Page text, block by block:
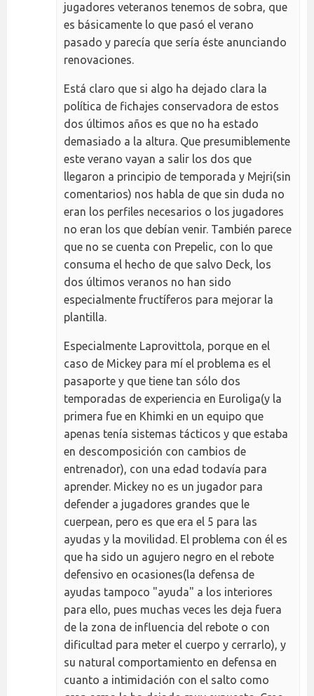
jugadores veteranos tenemos de sobra, que
es básicamente lo que pasó el verano
pasado y parecía que sería éste anunciando
renovaciones.
Está claro que si algo ha dejado clara la
política de fichajes conservadora de estos
dos últimos años es que no ha estado
demasiado a la altura. Que presumiblemente
este verano vayan a salir los dos que
llegaron a principio de temporada y Mejri(sin
comentarios) nos habla de que sin duda no
eran los perfiles necesarios o los jugadores
no eran los que debían venir. También parece
que no se cuenta con Prepelic, con lo que
consuma el hecho de que salvo Deck, los
dos últimos veranos no han sido
especialmente fructíferos para mejorar la
plantilla.
Especialmente Laprovittola, porque en el
caso de Mickey para mí el problema es el
pasaporte y que tiene tan sólo dos
temporadas de experiencia en Euroliga(y la
primera fue en Khimki en un equipo que
apenas tenía sistemas tácticos y que estaba
en descomposición con cambios de
entrenador), con una edad todavía para
aprender. Mickey no es un jugador para
defender a jugadores grandes que le
cuerpean, pero es que era el 5 para las
ayudas y la movilidad. El problema con él es
que ha sido un agujero negro en el rebote
defensivo en ocasiones(la defensa de
ayudas tampoco "ayuda" a los interiores
para ello, pues muchas veces les deja fuera
de la zona de influencia del rebote o con
dificultad para meter el cuerpo y cerrarlo), y
su natural comportamiento en defensa en
cuanto a intimidación con el salto como